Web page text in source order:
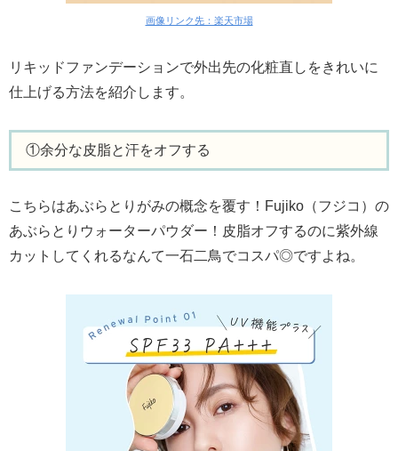
画像リンク先：楽天市場
リキッドファンデーションで外出先の化粧直しをきれいに
仕上げる方法を紹介します。
①余分な皮脂と汗をオフする
こちらはあぶらとりがみの概念を覆す！Fujiko（フジコ）の
あぶらとりウォーターパウダー！皮脂オフするのに紫外線
カットしてくれるなんて一石二鳥でコスパ◎ですよね。